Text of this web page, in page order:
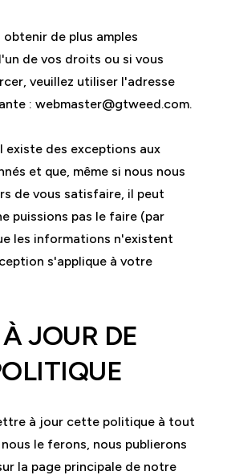
de plus amples
de vos droits ou si vous
veuillez utiliser l'adresse
: webmaster@gtweed.com.
existe des exceptions aux
et que, même si nous nous
de vous satisfaire, il peut
puissions pas le faire (par
les informations n'existent
s'applique à votre
JOUR DE
à jour cette politique à tout
le ferons, nous publierons
la page principale de notre